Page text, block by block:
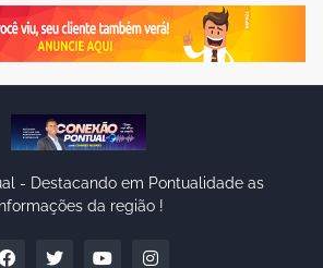
- Destacando em Pontualidade as
da região !